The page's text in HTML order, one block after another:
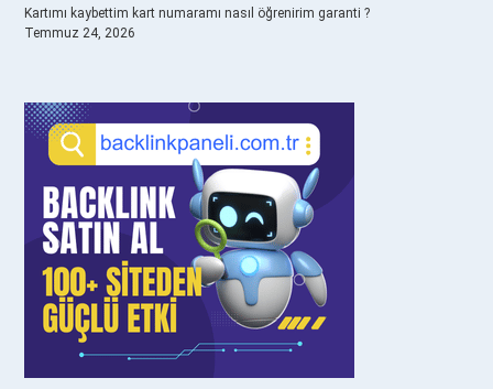
Kartımı kaybettim kart numaramı nasıl öğrenirim garanti ?
Temmuz 24, 2026